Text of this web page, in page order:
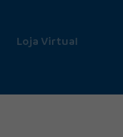
Loja Virtual